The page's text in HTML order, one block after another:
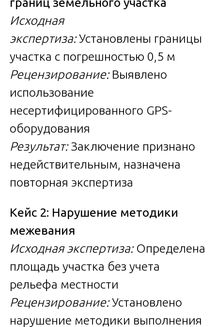
Исходная
экспертиза:Установлены границы
участка с погрешностью 0,5 м
Рецензирование:Выявлено
использование
несертифицированного GPS-
оборудования
Результат:Заключение признано
недействительным, назначена
повторная экспертиза
Кейс 2: Нарушение методики
межевания
Исходная экспертиза:Определена
площадь участка без учета
рельефа местности
Рецензирование:Установлено
нарушение методики выполнения